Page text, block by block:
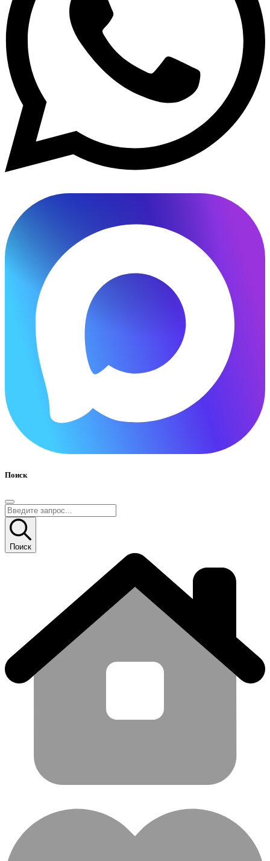
Поиск
Поиск